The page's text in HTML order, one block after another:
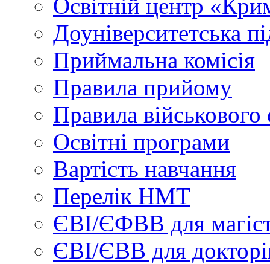
Освітній центр
Доуніверситетська
Приймальна комісія
Правила прийому
Правила військового
Освітні програми
Вартість навчання
Перелік НМТ
ЄВІ/ЄФВВ для
ЄВІ/ЄВВ для